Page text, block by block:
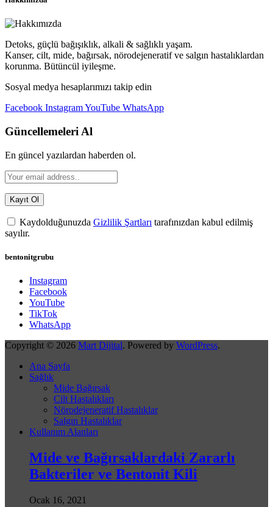
Detoks, güçlü bağışıklık, alkali & sağlıklı yaşam.
Kanser, cilt, mide, bağırsak, nörodejeneratif ve salgın hastalıklardan
korunma. Bütüncül iyileşme.
Sosyal medya hesaplarımızı takip edin
Facebook InstagramYouTube WhatsApp
Güncellemeleri Al
En güncel yazılardan haberden ol.
Kaydolduğunuzda Gizlilik Şartları tarafınızdan kabul edilmiş
sayılır.
bentonitgrubu
Instagram
Facebook
YouTube
TikTok
WhatsApp
Copyright © 2026 Mart Dijital. Powered by WordPress.
Ana Sayfa
Sağlık
Mide Bağırsak
Cilt Hastalıkları
Nörodejeneratif Hastalıklar
Salgın Hastalıklar
Kullanım Alanları
Mide ve Bağırsaklardaki Zararlı
Bakteriler ve Bentonit Kili
Ocak 16, 2021